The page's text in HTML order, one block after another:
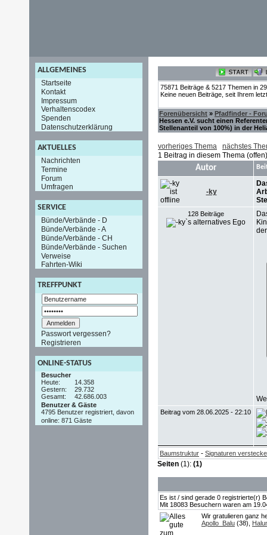
ALLGEMEINES
Startseite
Kontakt
Impressum
Verhaltenscodex
Spenden
Datenschutzerklärung
AKTUELLES
Nachrichten
Termine
Forum
Umfragen
SERVICE
Bünde/Verbände - D
Bünde/Verbände - A
Bünde/Verbände - CH
Bünde/Verbände - Suchen
Verweise
Fahrten-Wiki
TREFFPUNKT
Passwort vergessen?
Registrieren
ONLINE-STATUS
Besucher
Heute:
14.358
Gestern:
29.732
Gesamt:
42.686.003
Benutzer & Gäste
4795 Benutzer registriert, davon
online: 871 Gäste
75871 Beiträge & 5217 Themen in
Keine neuen Beiträge, seit Ihrem
Forenübersicht » Pfadfinder -
Hessen e.V. sucht einen
Stellenanteil von 100%) in der
vorheriges Thema
nächstes
1 Beitrag in diesem Thema (offen)
Autor
-ky
128 Beiträge
Beitrag vom 28.06.2025 - 22:10
Baumstruktur - Signaturen
Seiten (1): (1)
Es ist / sind gerade 0 registrierte(r)
Mit 18083 Besuchern waren am
Wir gratulieren ganz
Apollo_Balu (38),